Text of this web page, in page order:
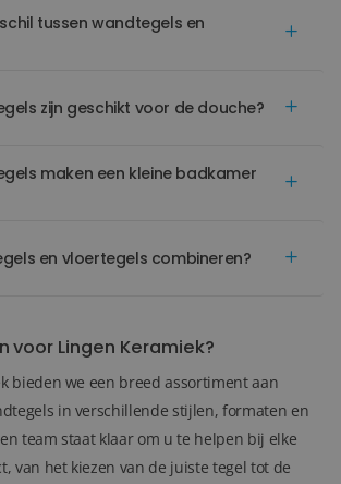
tussen wandtegels en
zijn geschikt voor de douche?
maken een kleine badkamer
en vloertegels combineren?
voor Lingen Keramiek?
bieden we een breed assortiment aan
in verschillende stijlen, formaten en
team staat klaar om u te helpen bij elke
van het kiezen van de juiste tegel tot de